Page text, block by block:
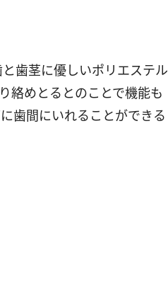
歯茎に優しいポリエステル
絡めとるとのことで機能も
歯間にいれることができる